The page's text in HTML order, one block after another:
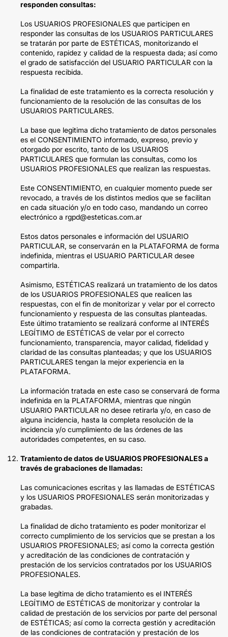
responden consultas:
Los USUARIOS PROFESIONALES que participen en
responder las consultas de los USUARIOS PARTICULARES
se tratarán por parte de ESTÉTICAS, monitorizando el
contenido, rapidez y calidad de la respuesta dada; así como
el grado de satisfacción del USUARIO PARTICULAR con la
respuesta recibida.
La finalidad de este tratamiento es la correcta resolución y
funcionamiento de la resolución de las consultas de los
USUARIOS PARTICULARES.
La base que legitima dicho tratamiento de datos personales
es el CONSENTIMIENTO informado, expreso, previo y
otorgado por escrito, tanto de los USUARIOS
PARTICULARES que formulan las consultas, como los
USUARIOS PROFESIONALES que realizan las respuestas.
Este CONSENTIMIENTO, en cualquier momento puede ser
revocado, a través de los distintos medios que se facilitan
en cada situación y/o en todo caso, mandando un correo
electrónico a rgpd@esteticas.com.ar
Estos datos personales e información del USUARIO
PARTICULAR, se conservarán en la PLATAFORMA de forma
indefinida, mientras el USUARIO PARTICULAR desee
compartirla.
Asimismo, ESTÉTICAS realizará un tratamiento de los datos
de los USUARIOS PROFESIONALES que realicen las
respuestas, con el fin de monitorizar y velar por el correcto
funcionamiento y respuesta de las consultas planteadas.
Este último tratamiento se realizará conforme al INTERÉS
LEGÍTIMO de ESTÉTICAS de velar por el correcto
funcionamiento, transparencia, mayor calidad, fidelidad y
claridad de las consultas planteadas; y que los USUARIOS
PARTICULARES tengan la mejor experiencia en la
PLATAFORMA.
La información tratada en este caso se conservará de forma
indefinida en la PLATAFORMA, mientras que ningún
USUARIO PARTICULAR no desee retirarla y/o, en caso de
alguna incidencia, hasta la completa resolución de la
incidencia y/o cumplimiento de las órdenes de las
autoridades competentes, en su caso.
Tratamiento de datos de USUARIOS PROFESIONALES a
través de grabaciones de llamadas:
Las comunicaciones escritas y las llamadas de ESTÉTICAS
y los USUARIOS PROFESIONALES serán monitorizadas y
grabadas.
La finalidad de dicho tratamiento es poder monitorizar el
correcto cumplimiento de los servicios que se prestan a los
USUARIOS PROFESIONALES; así como la correcta gestión
y acreditación de las condiciones de contratación y
prestación de los servicios contratados por los USUARIOS
PROFESIONALES.
La base legítima de dicho tratamiento es el INTERÉS
LEGÍTIMO de ESTÉTICAS de monitorizar y controlar la
calidad de prestación de los servicios por parte del personal
de ESTÉTICAS; así como la correcta gestión y acreditación
de las condiciones de contratación y prestación de los